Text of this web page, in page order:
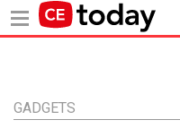
Inhalt
GADGETS